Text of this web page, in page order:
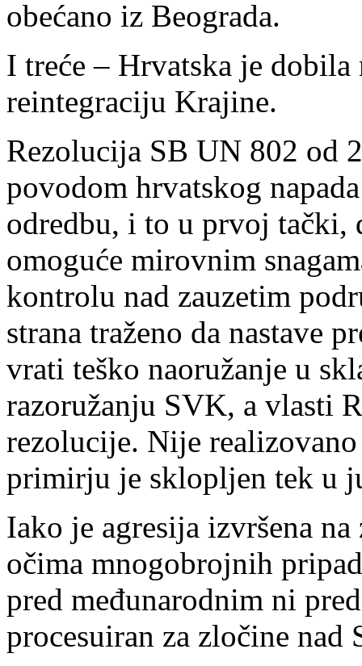
obećano iz Beograda.
I treće – Hrvatska je dobila
reintegraciju Krajine.
Rezolucija SB UN 802 od
povodom hrvatskog
odredbu, i to u prvoj tački,
omoguće mirovnim
kontrolu nad zauzetim
strana traženo da nastave
vrati teško naoružanje u
razoružanju SVK, a vlasti
rezolucije. Nije
primirju je sklopljen tek u
Iako je agresija izvršena
očima mnogobrojnih
pred međunarodnim ni
procesuiran za zločine